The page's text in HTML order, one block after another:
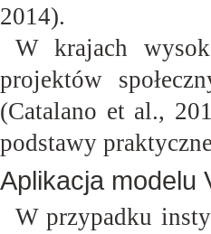
2014).
W krajach
projektów
(Catalano et al.,
podstawy
Aplikacja modelu
W przypadku